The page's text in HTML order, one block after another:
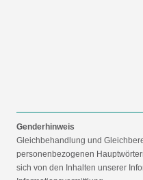
Genderhinweis
Gleichbehandlung und
personenbezogenen
sich von den Inhalten unserer